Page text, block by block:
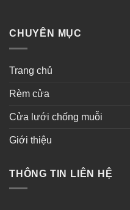
CHUYÊN MỤC
Trang chủ
Rèm cửa
Cửa lưới chống muỗi
Giới thiệu
THÔNG TIN LIÊN HỆ